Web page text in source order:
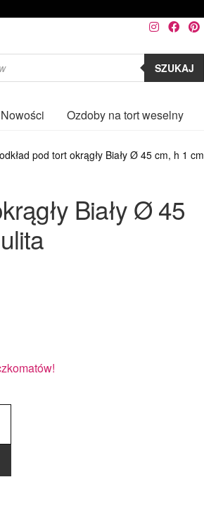
SZUKAJ
Nowości Ozdoby na tort weselny
pod tort okrągły Biały Ø 45 cm, h 1 cm
Biały Ø 45